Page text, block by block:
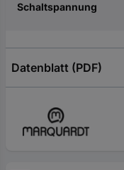
Schaltspannung
Datenblatt (PDF)